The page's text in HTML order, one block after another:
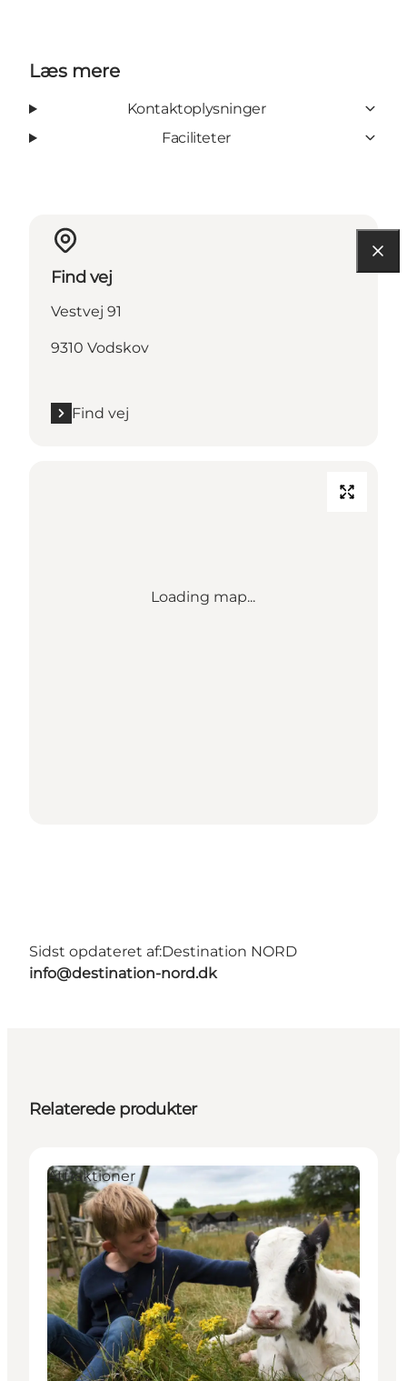
Læs mere
Kontaktoplysninger
Faciliteter
Find vej
Vestvej 91
9310 Vodskov
Find vej
Loading map...
Sidst opdateret af:Destination NORD
info@destination-nord.dk
Relaterede produkter
Attraktioner